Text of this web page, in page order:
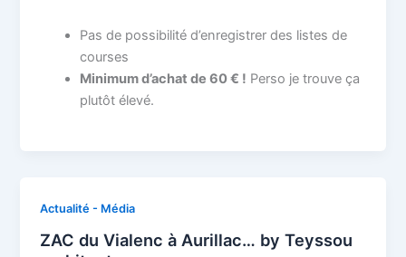
Pas de possibilité d’enregistrer des listes de
courses
Minimum d’achat de 60 € ! Perso je trouve ça
plutôt élevé.
Actualité - Média
ZAC du Vialenc à Aurillac… by Teyssou